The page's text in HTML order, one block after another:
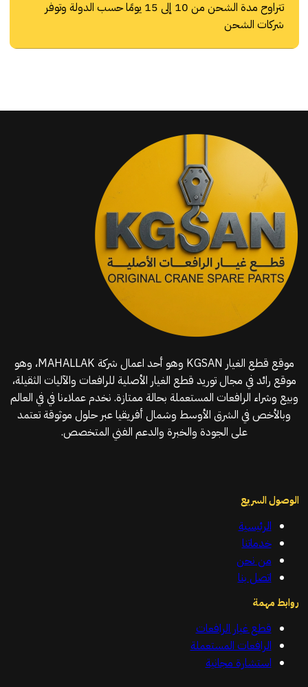
تتراوح مدة الشحن من 10 إلى 15 يومًا حسب الدولة وتوفر
شركات الشحن
موقع قطع الغيار KGSAN وهو أحد اعمال شركة MAHALLAK، وهو
موقع رائد في مجال توريد قطع الغيار الأصلية للرافعات والآليات الثقيلة،
وبيع وشراء الرافعات المستعملة بحالة ممتازة. نخدم عملاءنا في في العالم
وبالأخص في الشرق الأوسط وشمال أفريقيا عبر حلول موثوقة تعتمد
على الجودة والخبرة والدعم الفني المتخصص.
الوصول السريع
الرئيسية
خدماتنا
من نحن
اتصل بنا
روابط مهمة
قطع غيار الرافعات
الرافعات المستعملة
استشارة مجانية